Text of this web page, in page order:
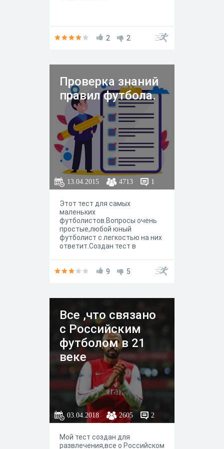
2 2
Проверка знаний
правил футбола.
13.04.2015 4713 1
Этот тест для самых
маленьких
футболистов.Вопросы очень
простые,любой юный
футболист с легкостью на них
ответит.Создан тест в
9
5
Все ,что связано
с Российским
футболом в 21
веке
03.04.2018 2605 2
Мой тест создан для
развлечения,все о Российском